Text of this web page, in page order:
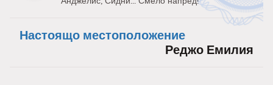
Настоящо местоположение
Реджо Емилия